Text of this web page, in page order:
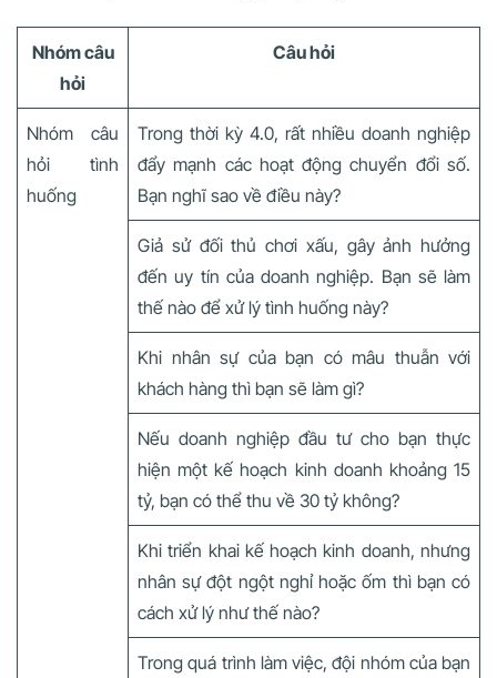
Nhóm câu
hỏi
Câu hỏi
Nhóm câu
hỏi tình
huống
Trong thời kỳ 4.0, rất nhiều doanh nghiệp
đẩy mạnh các hoạt động chuyển đổi số.
Bạn nghĩ sao về điều này?
Giả sử đối thủ chơi xấu, gây ảnh hưởng
đến uy tín của doanh nghiệp. Bạn sẽ làm
thế nào để xử lý tình huống này?
Khi nhân sự của bạn có mâu thuẫn với
khách hàng thì bạn sẽ làm gì?
Nếu doanh nghiệp đầu tư cho bạn thực
hiện một kế hoạch kinh doanh khoảng 15
tỷ, bạn có thể thu về 30 tỷ không?
Khi triển khai kế hoạch kinh doanh, nhưng
nhân sự đột ngột nghỉ hoặc ốm thì bạn có
cách xử lý như thế nào?
Trong quá trình làm việc, đội nhóm của bạn